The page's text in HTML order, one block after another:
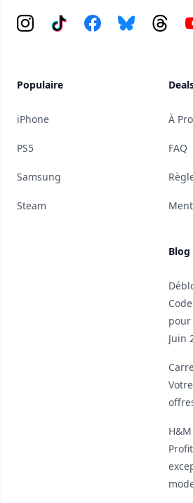
Instagram
Tiktok FacebookBluesky
Populaire
iPhone
PS5
Samsung
Steam
À
FAQ
Blog
pour
Juin